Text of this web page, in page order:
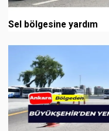
Sel bölgesine yardım